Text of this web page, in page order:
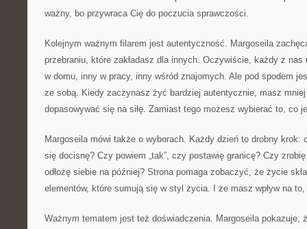
ważny, bo przywraca Cię do poczucia sprawczości.
Kolejnym ważnym filarem jest autentyczność. Margoseila
przebraniu, które zakładasz dla innych. Oczywiście, każdy z
w domu, inny w pracy, inny wśród znajomych. Ale pod spodem
ze sobą. Kiedy zaczynasz żyć bardziej autentycznie, masz
dopasowywać się na siłę. Zamiast tego możesz wybierać to, co
Margoseila mówi także o wyborach. Każdy dzień to drobny
się docisnę? Czy powiem „tak”, czy postawię granicę? Czy
odłożę siebie na później? Strona pomaga zobaczyć, że życie
elementów, które sumują się w styl życia. I że masz wpływ na
Ważnym tematem jest też doświadczenia. Margoseila pokazuje,